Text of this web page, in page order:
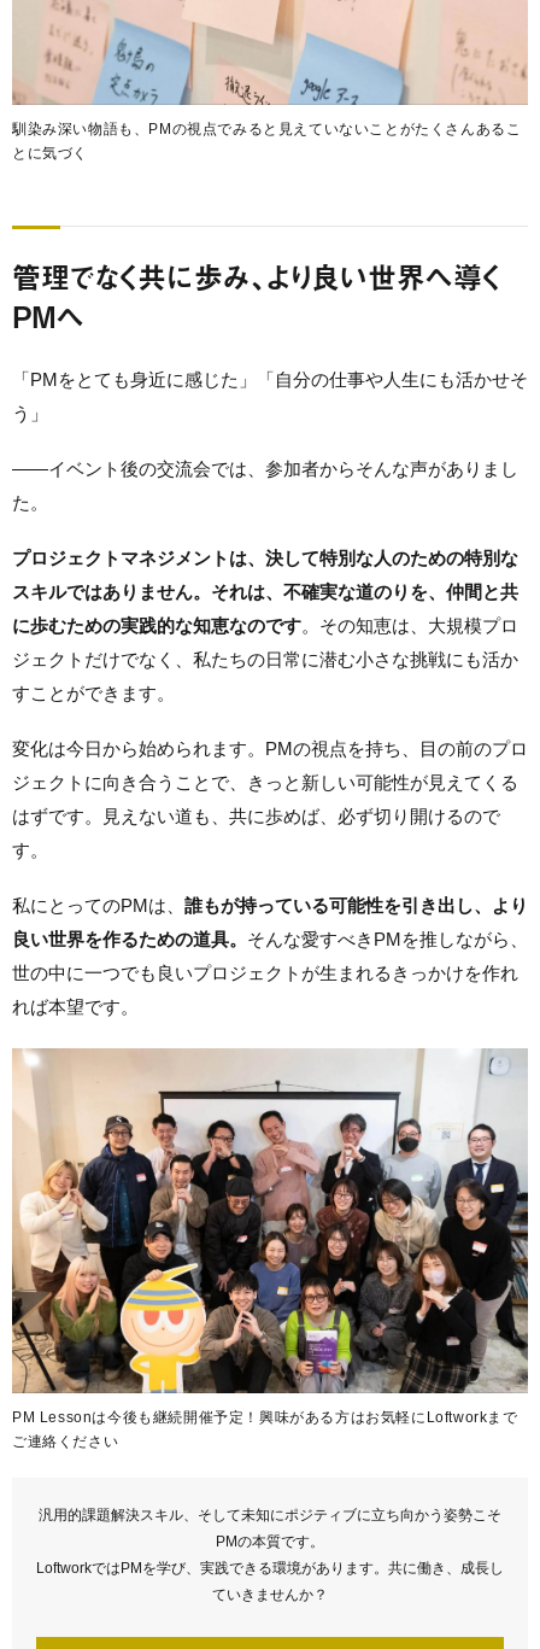
馴染み深い物語も、PMの視点でみると見えていないことがたくさんあるこ
とに気づく
管理でなく共に歩み、より良い世界へ導く
PMへ
「PMをとても身近に感じた」「自分の仕事や人生にも活かせそ
う」
——イベント後の交流会では、参加者からそんな声がありまし
た。
プロジェクトマネジメントは、決して特別な人のための特別な
スキルではありません。それは、不確実な道のりを、仲間と共
に歩むための実践的な知恵なのです。その知恵は、大規模プロ
ジェクトだけでなく、私たちの日常に潜む小さな挑戦にも活か
すことができます。
変化は今日から始められます。PMの視点を持ち、目の前のプロ
ジェクトに向き合うことで、きっと新しい可能性が見えてくる
はずです。見えない道も、共に歩めば、必ず切り開けるので
す。
私にとってのPMは、 誰もが持っている可能性を引き出し、より
良い世界を作るための道具。 そんな愛すべきPMを推しながら、
世の中に一つでも良いプロジェクトが生まれるきっかけを作れ
れば本望です。
PM Lessonは今後も継続開催予定！興味がある方はお気軽にLoftworkまで
ご連絡ください
汎用的課題解決スキル、そして未知にポジティブに立ち向かう姿勢こそ
PMの本質です。
LoftworkではPMを学び、実践できる環境があります。共に働き、成長し
ていきませんか？